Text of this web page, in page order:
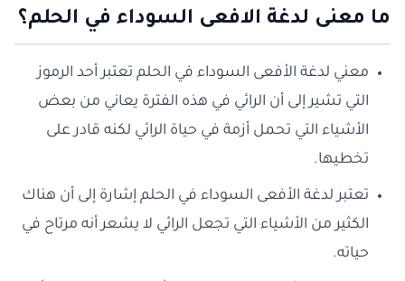
ما معنى لدغة الافعى السوداء في الحلم؟
معني لدغة الأفعى السوداء في الحلم تعتبر أحد الرموز
التي تشير إلى أن الرائي في هذه الفترة يعاني من بعض
الأشياء التي تحمل أزمة في حياة الرائي لكنه قادر على
تخطيها.
تعتبر لدغة الأفعى السوداء في الحلم إشارة إلى أن هناك
الكثير من الأشياء التي تجعل الرائي لا يشعر أنه مرتاح في
حياته.